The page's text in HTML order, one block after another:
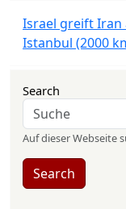
Israel greift Iran
Istanbul (2000
Search
Auf dieser Webseite
Search